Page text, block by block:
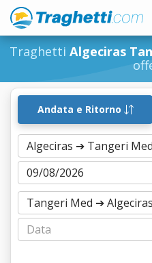
Traghetti Algeciras
Andata e Ritorno